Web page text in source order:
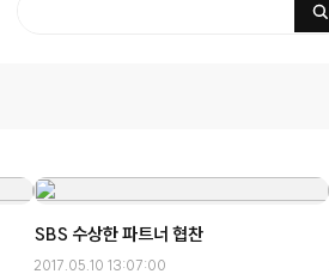
SBS 수상한 파트너 협찬
2017.05.10 13:07:00